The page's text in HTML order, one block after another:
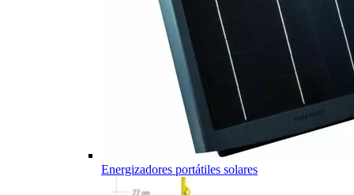
Energizadores portátiles solares